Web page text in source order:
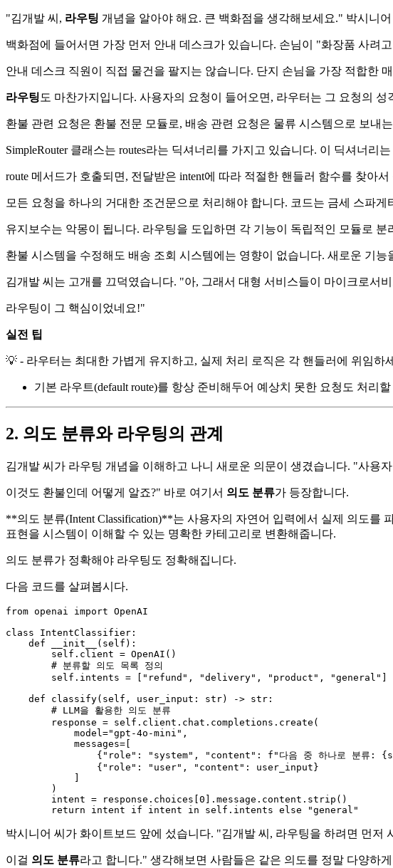
"김개발 씨, 라우팅 개념을 알아야 해요. 큰 백화점을 생각해보세요." 박시니
백화점에 들어서면 가장 먼저 안내 데스크가 있습니다. 손님이 "화장품 사려
안내 데스크 직원이 직접 물건을 팔지는 않습니다. 단지 손님을 가장 적합한
라우팅도 마찬가지입니다. 사용자의 요청이 들어오면, 라우터는 그 요청의
환불 관련 요청은 환불 전문 모듈로, 배송 관련 요청은 물류 시스템으로 보내
SimpleRouter 클래스는 routes라는 딕셔너리를 가지고 있습니다. 이 딕셔너
route 메서드가 호출되면, 전달받은 intent에 따라 적절한 핸들러 함수를 찾아
모든 요청을 하나의 거대한 조건문으로 처리해야 합니다. 코드는 금세 스파
유지보수는 악몽이 됩니다. 라우팅을 도입하면 각 기능이 독립적인 모듈로 분
환불 시스템을 수정해도 배송 조회 시스템에는 영향이 없습니다. 새로운 기
김개발 씨는 고개를 끄덕였습니다. "아, 그래서 대형 서비스들이 마이크로서
라우팅이 그 핵심이었네요!"
실전 팁
💡 - 라우터는 최대한 가볍게 유지하고, 실제 처리 로직은 각 핸들러에 위임하
기본 라우트(default route)를 항상 준비해두어 예상치 못한 요청도 처리
2. 의도 분류와 라우팅의 관계
김개발 씨가 라우팅 개념을 이해하고 나니 새로운 의문이 생겼습니다. "사용
이것도 환불인데 어떻게 알죠?" 바로 여기서 의도 분류가 등장합니다.
**의도 분류(Intent Classification)**는 사용자의 자연어 입력에서 실제 의도
표현을 시스템이 이해할 수 있는 명확한 카테고리로 변환해줍니다.
의도 분류가 정확해야 라우팅도 정확해집니다.
다음 코드를 살펴봅시다.
from openai import OpenAI
class
IntentClassifier :
def
__init__ ( self ):
self .client = OpenAI()
# 분류할 의도 목록 정의
self .intents = [ "refund" , "delivery" , "product" , "general"
def
classify( self, user_input: str) -> str :
# LLM을 활용한 의도 분류
        response =
self .client.chat.completions.create(
            model=
"gpt-4o-mini" ,
            messages=[
                {
"role" : "system" , "content" : f"다음 중 하나로 분류:
                {
"role" : "user" , "content" : user_input}
        )
        intent = response.choices[
0 ].message.content.strip()
return intent if intent in self .intents else "general"
박시니어 씨가 화이트보드 앞에 섰습니다. "김개발 씨, 라우팅을 하려면 먼저
이걸 의도 분류라고 합니다." 생각해보면 사람들은 같은 의도를 정말 다양하